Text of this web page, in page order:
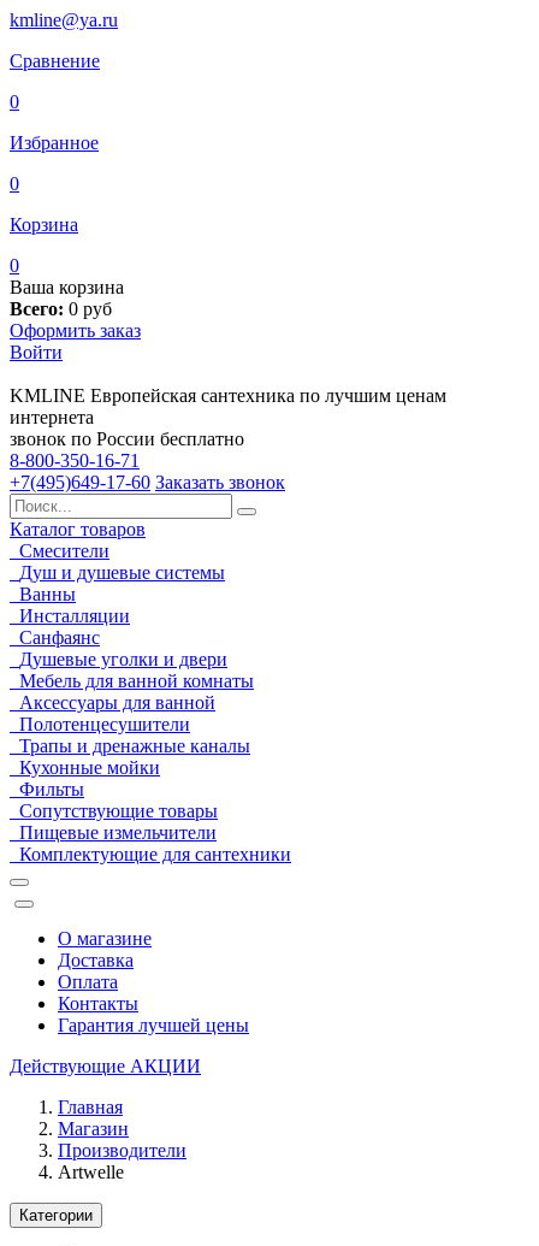
kmline@ya.ru
Сравнение
0
Избранное
0
Корзина
0
Ваша корзина
Всего: 0 руб
Оформить заказ
Войти
KMLINE Европейская сантехника по лучшим ценам
интернета
звонок по России бесплатно
8-800-350-16-71
+7(495)649-17-60 Заказать звонок
Каталог товаров
Смесители
Душ и душевые системы
Ванны
Инсталляции
Санфаянс
Душевые уголки и двери
Мебель для ванной комнаты
Аксессуары для ванной
Полотенцесушители
Трапы и дренажные каналы
Кухонные мойки
Фильты
Сопутствующие товары
Пищевые измельчители
Комплектующие для сантехники
О магазине
Доставка
Оплата
Контакты
Гарантия лучшей цены
Действующие АКЦИИ
Главная
Магазин
Производители
Artwelle
Категории